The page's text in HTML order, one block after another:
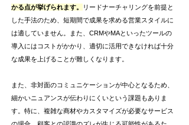
かる点が挙げられます。
リードナーチャリングを前提と
した手法のため、短期間で成果を求める営業スタイルに
は適していません。また、CRMやMAといったツールの
導入にはコストがかかり、適切に活用できなければ十分
な成果を上げることが難しくなります。
また、非対面のコミュニケーションが中心となるため、
細かいニュアンスが伝わりにくいという課題もありま
す。特に、複雑な商材やカスタマイズが必要なサービス